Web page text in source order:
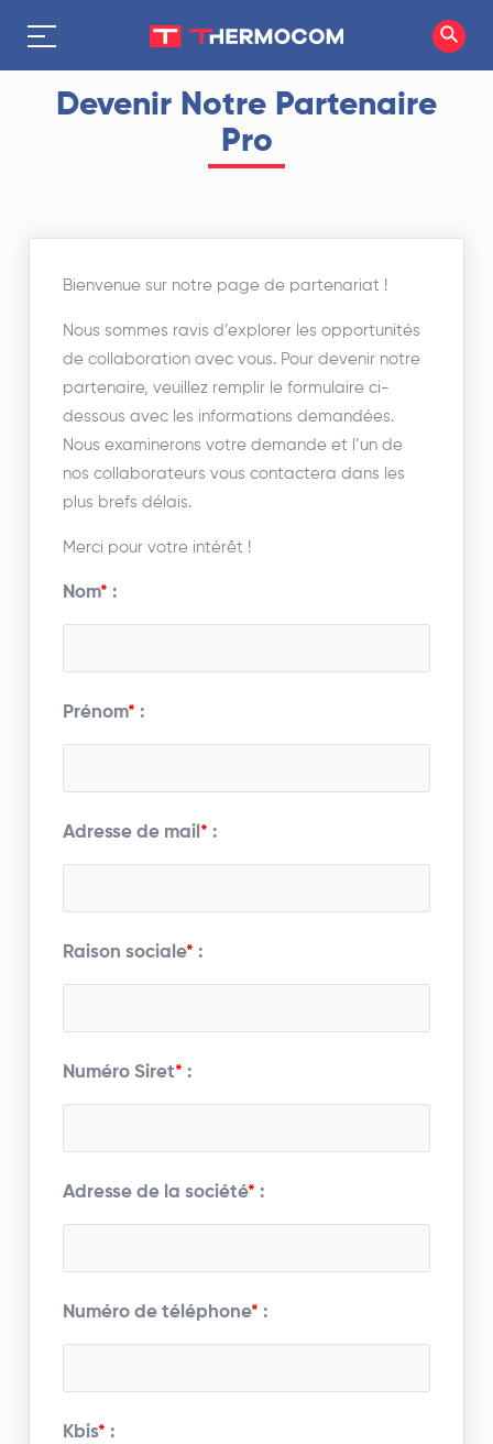
Devenir Notre Partenaire
Pro
Bienvenue sur notre page de partenariat !
Nous sommes ravis d’explorer les opportunités
de collaboration avec vous. Pour devenir notre
partenaire, veuillez remplir le formulaire ci-
dessous avec les informations demandées.
Nous examinerons votre demande et l’un de
nos collaborateurs vous contactera dans les
plus brefs délais.
Merci pour votre intérêt !
Nom* :
Prénom* :
Adresse de mail* :
Raison sociale* :
Numéro Siret* :
Adresse de la société* :
Numéro de téléphone* :
Kbis* :